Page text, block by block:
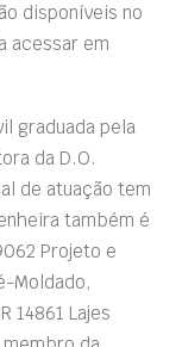
disponíveis no
acessar em
graduada pela
da D.O.
de atuação tem
também é
Projeto e
Moldado,
14861 Lajes